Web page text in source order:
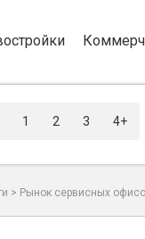
1 2 3 4+
> Рынок сервисных